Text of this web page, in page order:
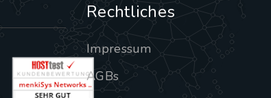
Rechtliches
Impressum
AGBs